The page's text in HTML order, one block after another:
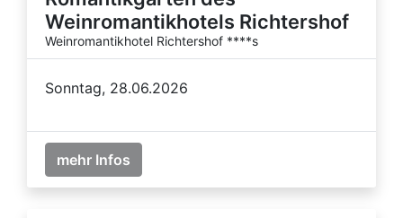
Weinromantikhotels Richtershof
Weinromantikhotel Richtershof ****s
Sonntag, 28.06.2026
mehr Infos